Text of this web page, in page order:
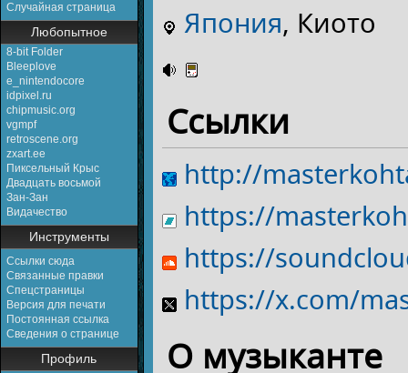
Случайная страница
Любопытное
8-bit Folder
Bleeplove
e_nintendocore
idpixel.ru
chipmusic.org
vgmpf
retroscene.org
zxart.ee
Пиксельный Крыс
Двадцать восьмой
Зан-Зан
Видачество
Инструменты
Ссылки сюда
Связанные правки
Спецстраницы
Версия для печати
Постоянная ссылка
Сведения о странице
Профиль
Япония, Киото
Ссылки
http://
https://
https://
https://x.com/
О музыканте